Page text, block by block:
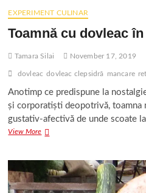
EXPERIMENT CULINAR
Toamnă cu dovleac
Tamara Silai November 17, 2019
dovleac dovleac clepsidră mancare
Anotimp ce predispune la
și corporatiști deopotrivă, toamna
gustativ-afectivă de unde scoate
View MoreToamnă
supă